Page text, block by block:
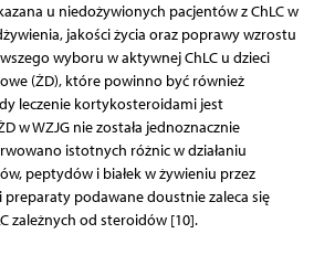
u niedożywionych pacjentów z ChLC w
jakości życia oraz poprawy wzrostu
wyboru w aktywnej ChLC u dzieci
(ŻD), które powinno być również
leczenie kortyko­steroidami jest
w WZJG nie została jednoznacznie
istotnych różnic w działaniu
peptydów i białek w żywieniu przez
preparaty podawane doustnie zaleca się
zależnych od steroidów [10].